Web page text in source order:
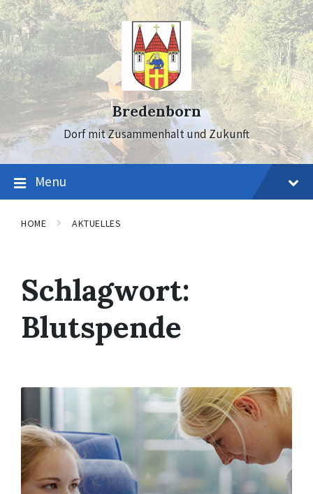
Skip
to
content
Skip
to
main
navigation
Skip
to
footer
Bredenborn
Dorf mit Zusammenhalt und Zukunft
Menu
HOME AKTUELLES
Schlagwort:
Blutspende
Mehr